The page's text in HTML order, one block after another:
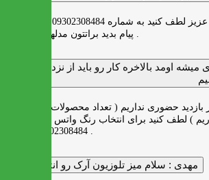
اومد بالاخره کار رو باید از نزدیک دید
حضوری نداریم ( تعداد محصولات زیاد و فضای
) لطف کنید برای انتخاب رنگ واتس اپ به شماره
09302308484 پیام بدید .
مهدی : سلام میز تلوزیون آرک رو انتخاب کردم